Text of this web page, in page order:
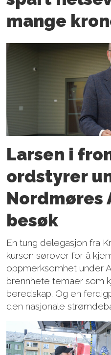
mange
Larsen i
ordstyrer
Nordmøres
besøk
En tung delegasjon fra
kursen sørover for å
oppmerksomhet under
brennhete temaer som
beredskap. Og en
den nasjonale